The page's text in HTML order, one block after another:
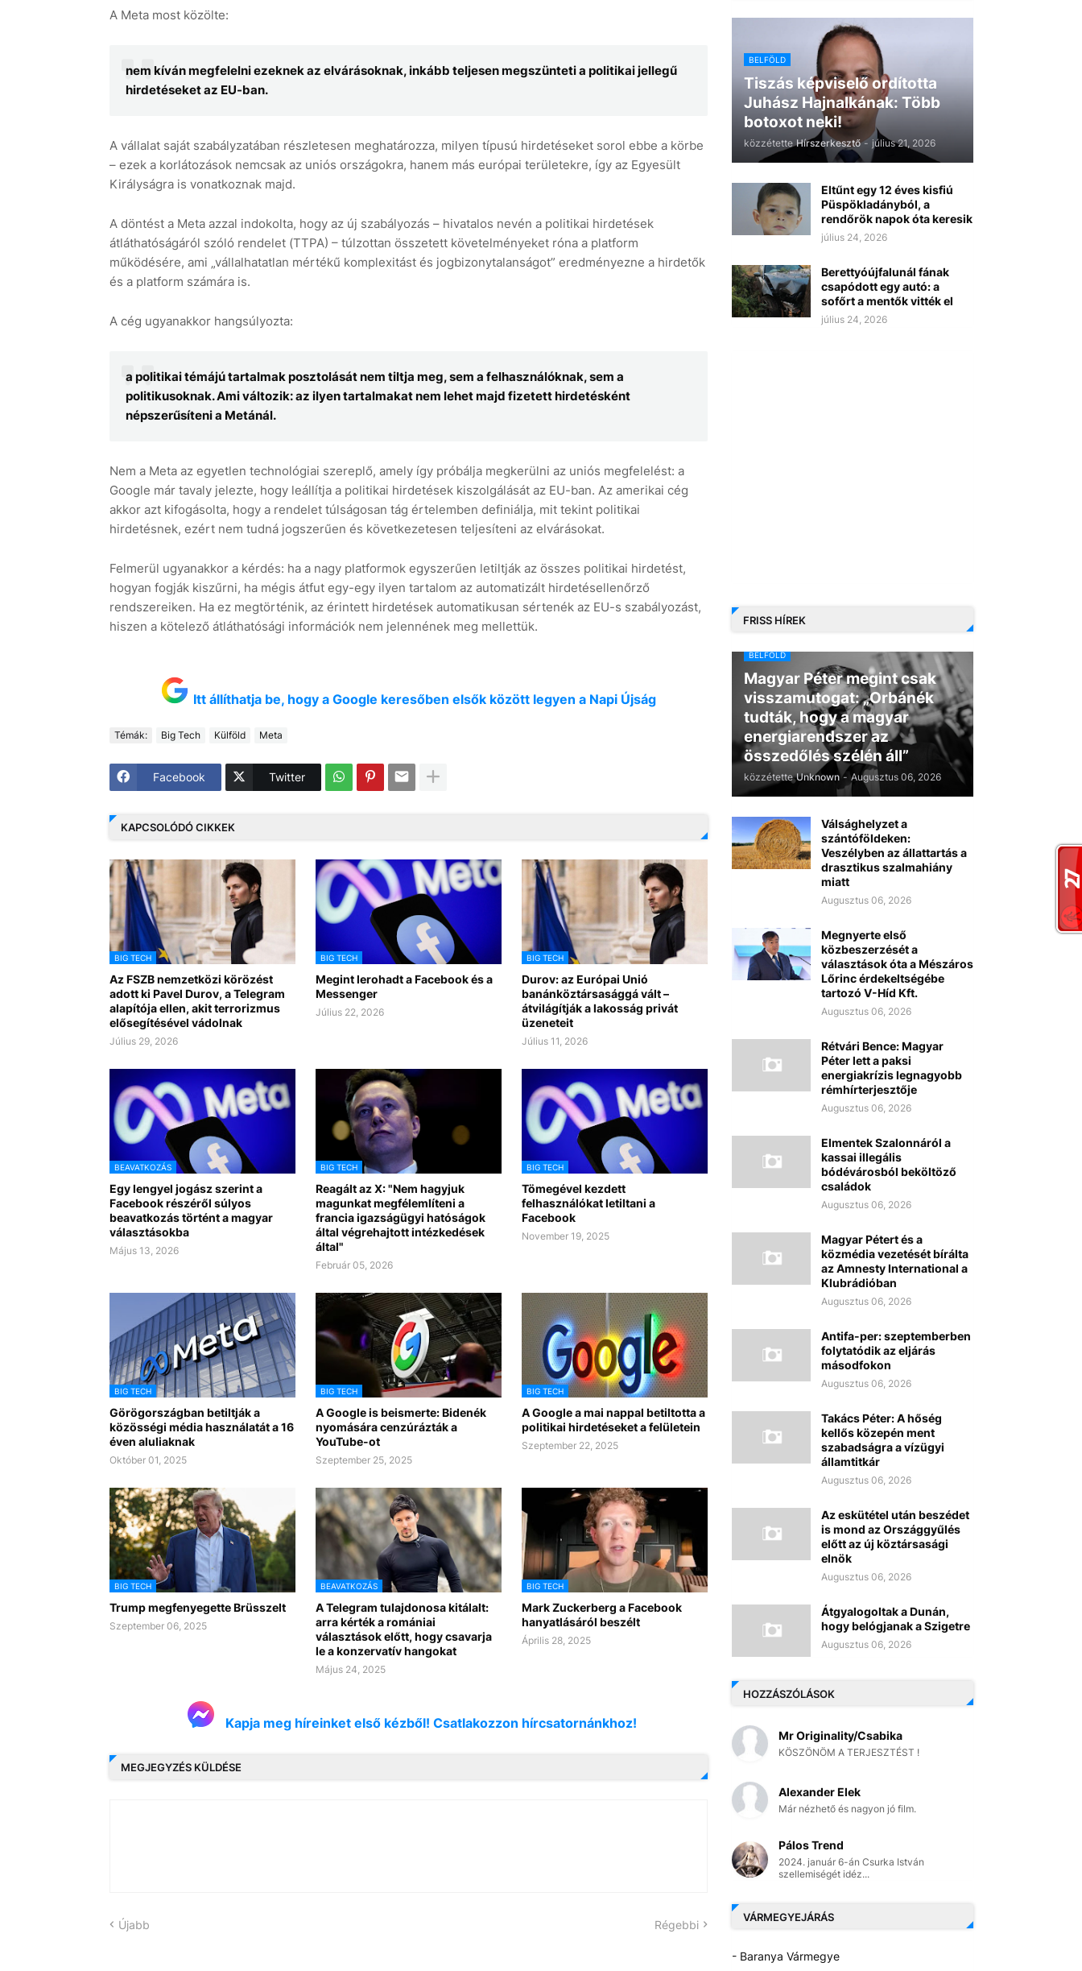
A Meta most közölte:
nem kíván megfelelni ezeknek az elvárásoknak, inkább teljesen megszünteti a politikai jellegű
hirdetéseket az EU-ban.
A vállalat saját szabályzatában részletesen meghatározza, milyen típusú hirdetéseket sorol ebbe a körbe
– ezek a korlátozások nemcsak az uniós országokra, hanem más európai területekre, így az Egyesült
Királyságra is vonatkoznak majd.
A döntést a Meta azzal indokolta, hogy az új szabályozás – hivatalos nevén a politikai hirdetések
átláthatóságáról szóló rendelet (TTPA) – túlzottan összetett követelményeket róna a platform
működésére, ami „vállalhatatlan mértékű komplexitást és jogbizonytalanságot” eredményezne a hirdetők
és a platform számára is.
A cég ugyanakkor hangsúlyozta:
a politikai témájú tartalmak posztolását nem tiltja meg, sem a felhasználóknak, sem a
politikusoknak. Ami változik: az ilyen tartalmakat nem lehet majd fizetett hirdetésként
népszerűsíteni a Metánál.
Nem a Meta az egyetlen technológiai szereplő, amely így próbálja megkerülni az uniós megfelelést: a
Google már tavaly jelezte, hogy leállítja a politikai hirdetések kiszolgálását az EU-ban. Az amerikai cég
akkor azt kifogásolta, hogy a rendelet túlságosan tág értelemben definiálja, mit tekint politikai
hirdetésnek, ezért nem tudná jogszerűen és következetesen teljesíteni az elvárásokat.
Felmerül ugyanakkor a kérdés: ha a nagy platformok egyszerűen letiltják az összes politikai hirdetést,
hogyan fogják kiszűrni, ha mégis átfut egy-egy ilyen tartalom az automatizált hirdetésellenőrző
rendszereiken. Ha ez megtörténik, az érintett hirdetések automatikusan sértenék az EU-s szabályozást,
hiszen a kötelező átláthatósági információk nem jelennének meg mellettük.
Itt állíthatja be, hogy a Google keresőben elsők között legyen a Napi Újság
Témák: Big Tech Külföld Meta
Facebook Twitter
KAPCSOLÓDÓ CIKKEK
BIG TECH
Az FSZB nemzetközi körözést
adott ki Pavel Durov, a Telegram
alapítója ellen, akit terrorizmus
elősegítésével vádolnak
Július 29, 2026
BIG TECH
Megint lerohadt a Facebook és a
Messenger
Július 22, 2026
BIG TECH
Durov: az Európai Unió
banánköztársasággá vált –
átvilágítják a lakosság privát
üzeneteit
Július 11, 2026
BEAVATKOZÁS
Egy lengyel jogász szerint a
Facebook részéről súlyos
beavatkozás történt a magyar
választásokba
Május 13, 2026
BIG TECH
Reagált az X: "Nem hagyjuk
magunkat megfélemlíteni a
francia igazságügyi hatóságok
által végrehajtott intézkedések
által"
Február 05, 2026
BIG TECH
Tömegével kezdett
felhasználókat letiltani a
Facebook
November 19, 2025
BIG TECH
Görögországban betiltják a
közösségi média használatát a 16
éven aluliaknak
Október 01, 2025
BIG TECH
A Google is beismerte: Bidenék
nyomására cenzúrázták a
YouTube-ot
Szeptember 25, 2025
BIG TECH
A Google a mai nappal betiltotta a
politikai hirdetéseket a felületein
Szeptember 22, 2025
BIG TECH
Trump megfenyegette Brüsszelt
Szeptember 06, 2025
BEAVATKOZÁS
A Telegram tulajdonosa kitálalt:
arra kérték a romániai
választások előtt, hogy csavarja
le a konzervatív hangokat
Május 24, 2025
BIG TECH
Mark Zuckerberg a Facebook
hanyatlásáról beszélt
Április 28, 2025
Kapja meg híreinket első kézből! Csatlakozzon hírcsatornánkhoz!
MEGJEGYZÉS KÜLDÉSE
Újabb Régebbi
BELFÖLD
Tiszás képviselő ordította
Juhász Hajnalkának: Több
botoxot neki!
közzétette Hírszerkesztő - július 21, 2026
Eltűnt egy 12 éves kisfiú
Püspökladányból, a
rendőrök napok óta keresik
július 24, 2026
Berettyóújfalunál fának
csapódott egy autó: a
sofőrt a mentők vitték el
július 24, 2026
FRISS HÍREK
BELFÖLD
Magyar Péter megint csak
visszamutogat: „Orbánék
tudták, hogy a magyar
energiarendszer az
összedőlés szélén áll”
közzétette Unknown - Augusztus 06, 2026
Válsághelyzet a
szántóföldeken:
Veszélyben az állattartás a
drasztikus szalmahiány
miatt
Augusztus 06, 2026
Megnyerte első
közbeszerzését a
választások óta a Mészáros
Lőrinc érdekeltségébe
tartozó V-Híd Kft.
Augusztus 06, 2026
Rétvári Bence: Magyar
Péter lett a paksi
energiakrízis legnagyobb
rémhírterjesztője
Augusztus 06, 2026
Elmentek Szalonnáról a
kassai illegális
bódévárosból beköltöző
családok
Augusztus 06, 2026
Magyar Pétert és a
közmédia vezetését bírálta
az Amnesty International a
Klubrádióban
Augusztus 06, 2026
Antifa-per: szeptemberben
folytatódik az eljárás
másodfokon
Augusztus 06, 2026
Takács Péter: A hőség
kellős közepén ment
szabadságra a vízügyi
államtitkár
Augusztus 06, 2026
Az eskütétel után beszédet
is mond az Országgyűlés
előtt az új köztársasági
elnök
Augusztus 06, 2026
Átgyalogoltak a Dunán,
hogy belógjanak a Szigetre
Augusztus 06, 2026
HOZZÁSZÓLÁSOK
Mr Originality/Csabika
KÖSZÖNÖM A TERJESZTÉST !
Alexander Elek
Már nézhető és nagyon jó film.
Pálos Trend
2024. január 6-án Csurka István
szellemiségét idéz...
VÁRMEGYEJÁRÁS
- Baranya Vármegye